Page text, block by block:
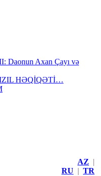
Daonun Axan Çayı və
HƏQİQƏTİ…
AZ |
RU | TR